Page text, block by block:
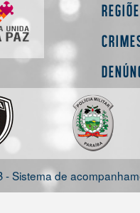
Sistema de